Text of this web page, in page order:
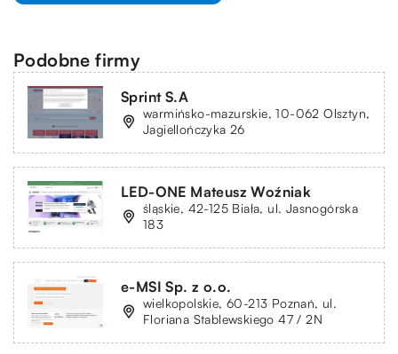
Podobne firmy
Sprint S.A
warmińsko-mazurskie, 10-062 Olsztyn,
Jagiellończyka 26
LED-ONE Mateusz Woźniak
śląskie, 42-125 Biała, ul. Jasnogórska
183
e-MSI Sp. z o.o.
wielkopolskie, 60-213 Poznań, ul.
Floriana Stablewskiego 47 / 2N